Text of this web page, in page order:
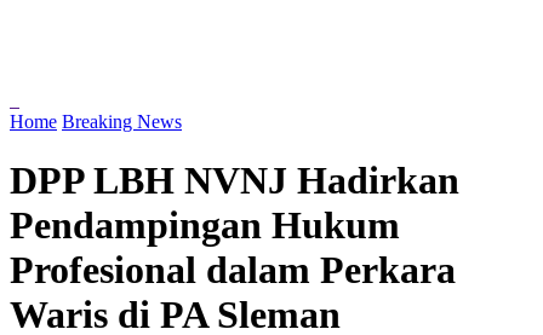
Home Breaking News
DPP LBH NVNJ Hadirkan
Pendampingan Hukum
Profesional dalam Perkara
Waris di PA Sleman